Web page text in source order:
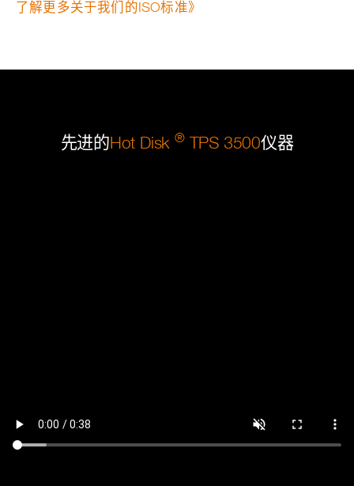
了解更多关于我们的ISO标准》
先进的Hot Disk ®TPS 3500仪器